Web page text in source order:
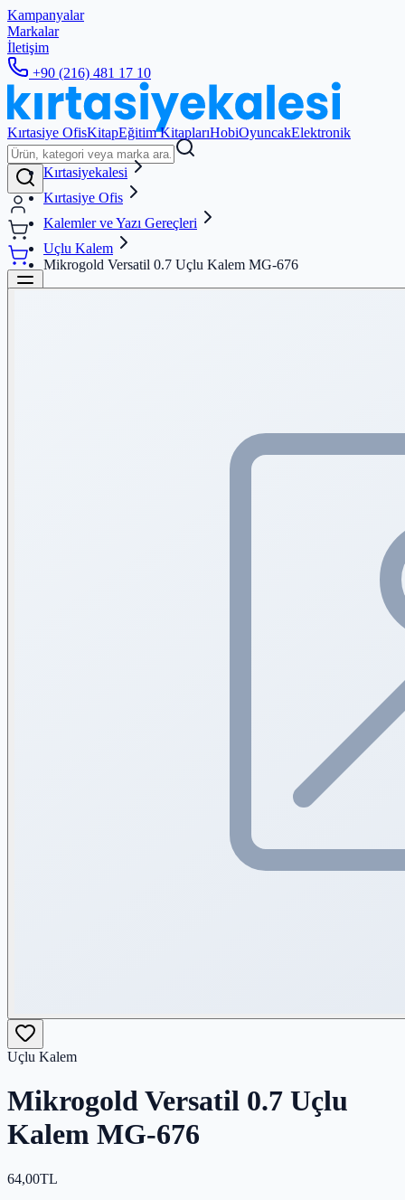
Kampanyalar
Markalar
İletişim
+90 (216) 481 17 10
Kırtasiye OfisKitapEğitim KitaplarıHobiOyuncakElektronik
Kırtasiyekalesi
Kırtasiye Ofis
Kalemler ve Yazı Gereçleri
Uçlu Kalem
Mikrogold Versatil 0.7 Uçlu Kalem MG-676
Uçlu Kalem
Mikrogold Versatil 0.7 Uçlu
Kalem MG-676
64,00TL